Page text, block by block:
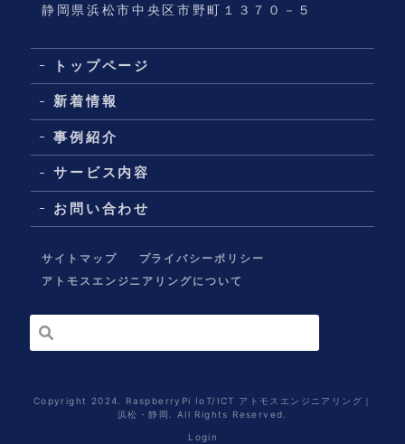
静岡県浜松市中央区市野町１３７０－５
トップページ
新着情報
事例紹介
サービス内容
お問い合わせ
サイトマップ
プライバシーポリシー
アトモスエンジニアリングについて
Copyright 2024. RaspberryPi IoT/ICT アトモスエンジニアリング｜
浜松・静岡. All Rights Reserved.
Login